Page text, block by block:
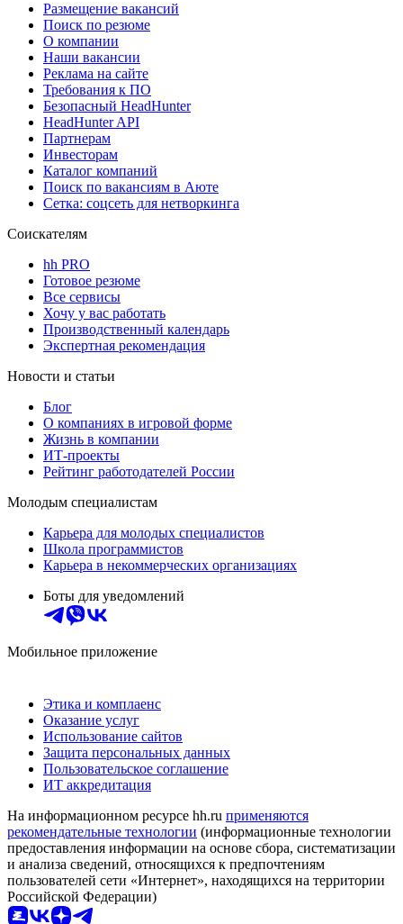
Размещение вакансий
Поиск по резюме
О компании
Наши вакансии
Реклама на сайте
Требования к ПО
Безопасный HeadHunter
HeadHunter API
Партнерам
Инвесторам
Каталог компаний
Поиск по вакансиям в Аюте
Сетка: соцсеть для нетворкинга
Соискателям
hh PRO
Готовое резюме
Все сервисы
Хочу у вас работать
Производственный календарь
Экспертная рекомендация
Новости и статьи
Блог
О компаниях в игровой форме
Жизнь в компании
ИТ-проекты
Рейтинг работодателей России
Молодым специалистам
Карьера для молодых специалистов
Школа программистов
Карьера в некоммерческих организациях
Боты для уведомлений
Мобильное приложение
Этика и комплаенс
Оказание услуг
Использование сайтов
Защита персональных данных
Пользовательское соглашение
ИТ аккредитация
На информационном ресурсе hh.ru применяются
рекомендательные технологии (информационные технологии
предоставления информации на основе сбора, систематизации
и анализа сведений, относящихся к предпочтениям
пользователей сети «Интернет», находящихся на территории
Российской Федерации)